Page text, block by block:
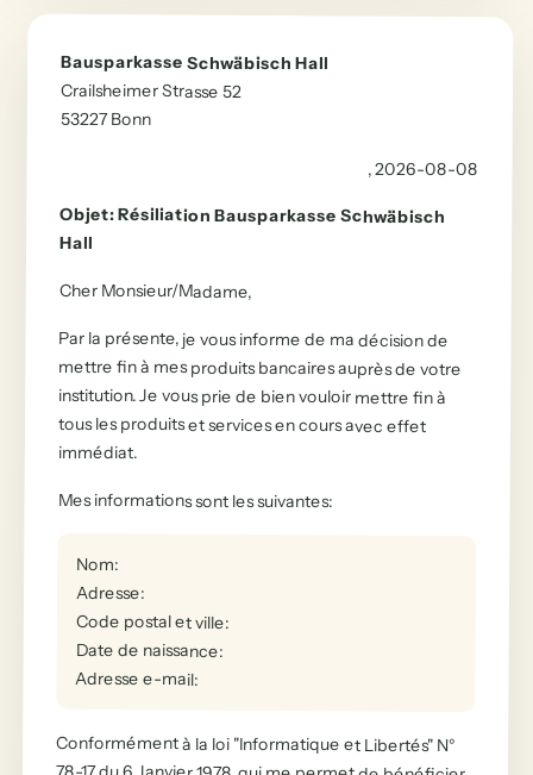
Bausparkasse Schwäbisch Hall
Crailsheimer Strasse 52
53227 Bonn
, 2026-08-08
Objet:Résiliation Bausparkasse Schwäbisch
Hall
Cher Monsieur/Madame,
Par la présente, je vous informe de ma décision de
mettre fin à mes produits bancaires auprès de votre
institution. Je vous prie de bien vouloir mettre fin à
tous les produits et services en cours avec effet
immédiat.
Mes informations sont les suivantes:
Nom:
Adresse:
Code postal et ville:
Date de naissance:
Adresse e-mail:
Conformément à la loi "Informatique et Libertés" N°
78-17 du 6 Janvier 1978, qui me permet de bénéficier
d'un droit d'accès et de rectification aux données
supprimer toutes les informations me concernant de